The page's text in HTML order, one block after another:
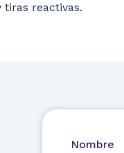
tiras reactivas.
Nombre